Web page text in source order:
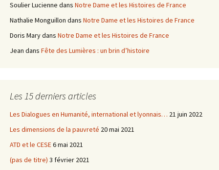
Soulier Lucienne dans Notre Dame et les Histoires de France
Nathalie Monguillon dans Notre Dame et les Histoires de France
Doris Marydans Notre Dame et les Histoires de France
Jean dans Fête des Lumières : un brin d’histoire
Les 15 derniers articles
Les Dialogues en Humanité, international et lyonnais… 21 juin 2022
Les dimensions de la pauvreté 20 mai 2021
ATD et le CESE6 mai 2021
(pas de titre) 3 février 2021